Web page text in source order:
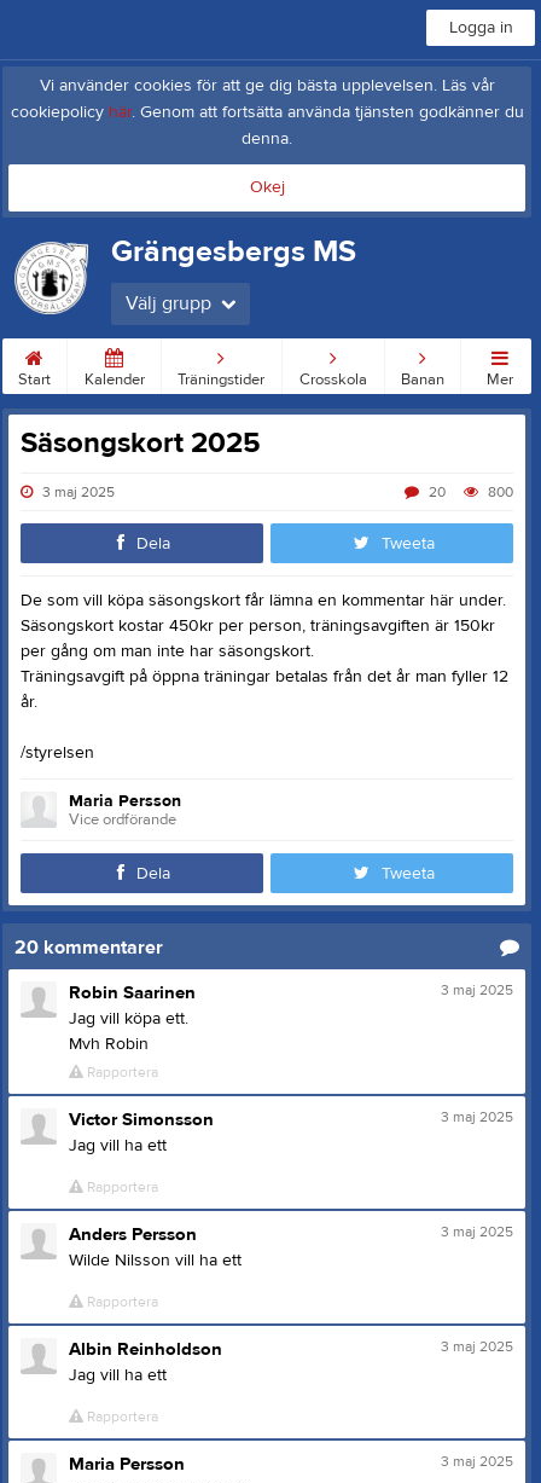
Logga in
Vi använder cookies för att ge dig bästa upplevelsen. Läs vår
cookiepolicy här. Genom att fortsätta använda tjänsten godkänner du
denna.
Okej
Grängesbergs MS
Välj grupp
Start Kalender Träningstider Crosskola Banan Mer
Säsongskort 2025
3 maj 2025 800
20
Dela Tweeta
De som vill köpa säsongskort får lämna en kommentar här under.
Säsongskort kostar 450kr per person, träningsavgiften är 150kr
per gång om man inte har säsongskort.
Träningsavgift på öppna träningar betalas från det år man fyller 12
år.
/styrelsen
Maria Persson
Vice ordförande
Dela Tweeta
20 kommentarer
3 maj 2025
Robin Saarinen
Jag vill köpa ett.
Mvh Robin
Rapportera
3 maj 2025
Victor Simonsson
Jag vill ha ett
Rapportera
3 maj 2025
Anders Persson
Wilde Nilsson vill ha ett
Rapportera
3 maj 2025
Albin Reinholdson
Jag vill ha ett
Rapportera
3 maj 2025
Maria Persson